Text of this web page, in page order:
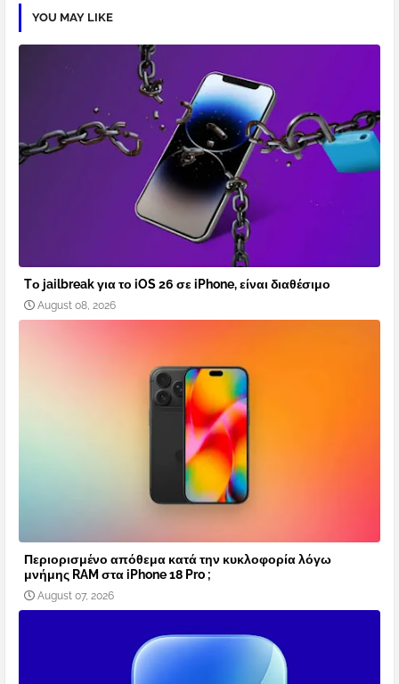
YOU MAY LIKE
Tο jailbreak για το iOS 26 σε iPhone, είναι διαθέσιμο
August 08, 2026
Περιορισμένο απόθεμα κατά την κυκλοφορία λόγω
μνήμης RAM στα iPhone 18 Pro ;
August 07, 2026